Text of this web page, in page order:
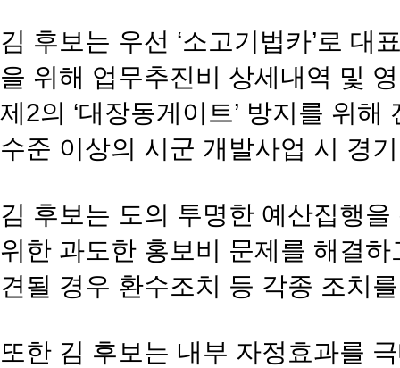
김 후보는 우선 ‘소고기법카’로
을 위해 업무추진비 상세내역 및
제2의 ‘대장동게이트’ 방지를 위
수준 이상의 시군 개발사업 시 경
김 후보는 도의 투명한 예산집행
위한 과도한 홍보비 문제를 해결
견될 경우 환수조치 등 각종 조치
또한 김 후보는 내부 자정효과를